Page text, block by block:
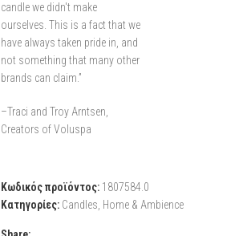
candle we didn't make
ourselves. This is a fact that we
have always taken pride in, and
not something that many other
brands can claim.”
–Traci and Troy Arntsen,
Creators of Voluspa
Κωδικός προϊόντος: 1807584.0
Κατηγορίες: Candles, Home & Ambience